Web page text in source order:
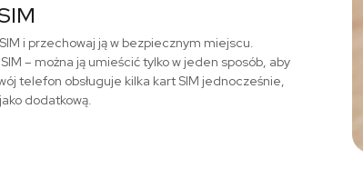
i przechowaj ją w bezpiecznym miejscu.
– można ją umieścić tylko w jeden sposób, aby
telefon obsługuje kilka kart SIM jednocześnie,
dodatkową.